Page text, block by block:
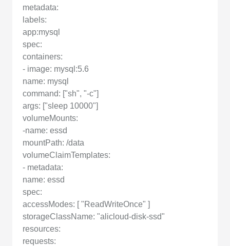
metadata:
labels:
app:mysql
spec:
containers:
- image: mysql:5.6
name: mysql
command: ["sh", "-c"]
args: ["sleep 10000"]
volumeMounts:
-name: essd
mountPath: /data
volumeClaimTemplates:
- metadata:
name: essd
spec:
accessModes: [ "ReadWriteOnce" ]
storageClassName: "alicloud-disk-ssd"
resources:
requests: